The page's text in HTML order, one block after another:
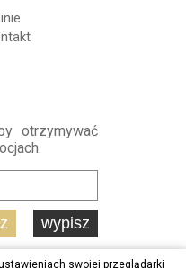
otrzymywać
wypisz
swojej przeglądarki